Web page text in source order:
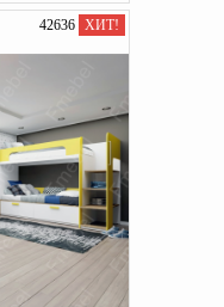
42636 ХИТ!